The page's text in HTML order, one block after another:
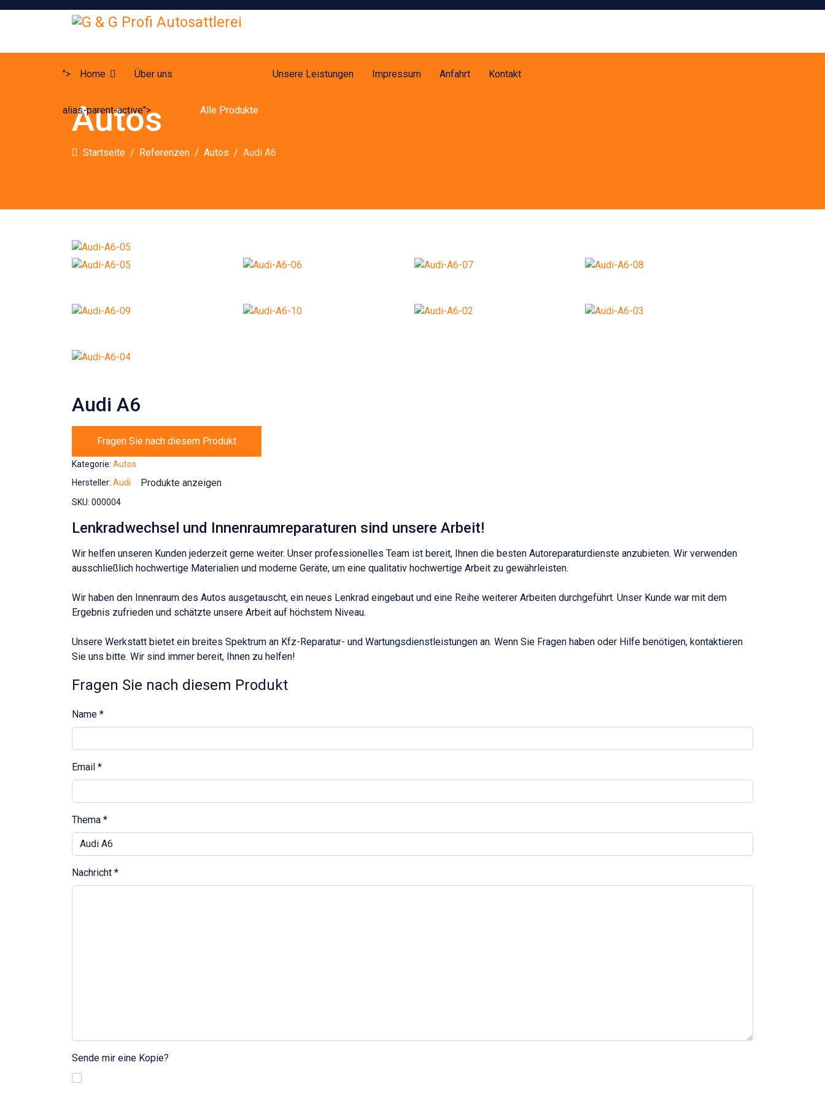
"> Home Über uns Unsere Leistungen Impressum Anfahrt Kontakt
alias-parent-active"> Alle Produkte
Autos
Startseite Referenzen Autos Audi A6
Audi A6
Fragen Sie nach diesem Produkt
Kategorie: Autos
Hersteller: Audi Produkte anzeigen
SKU: 000004
Lenkradwechsel und Innenraumreparaturen sind unsere Arbeit!
Wir helfen unseren Kunden jederzeit gerne weiter. Unser professionelles Team ist bereit, Ihnen die besten Autoreparaturdienste anzubieten. Wir verwenden
ausschließlich hochwertige Materialien und moderne Geräte, um eine qualitativ hochwertige Arbeit zu gewährleisten.
Wir haben den Innenraum des Autos ausgetauscht, ein neues Lenkrad eingebaut und eine Reihe weiterer Arbeiten durchgeführt. Unser Kunde war mit dem
Ergebnis zufrieden und schätzte unsere Arbeit auf höchstem Niveau.
Unsere Werkstatt bietet ein breites Spektrum an Kfz-Reparatur- und Wartungsdienstleistungen an. Wenn Sie Fragen haben oder Hilfe benötigen, kontaktieren
Sie uns bitte. Wir sind immer bereit, Ihnen zu helfen!
Fragen Sie nach diesem Produkt
Name *
Email *
Thema *
Nachricht *
Sende mir eine Kopie?